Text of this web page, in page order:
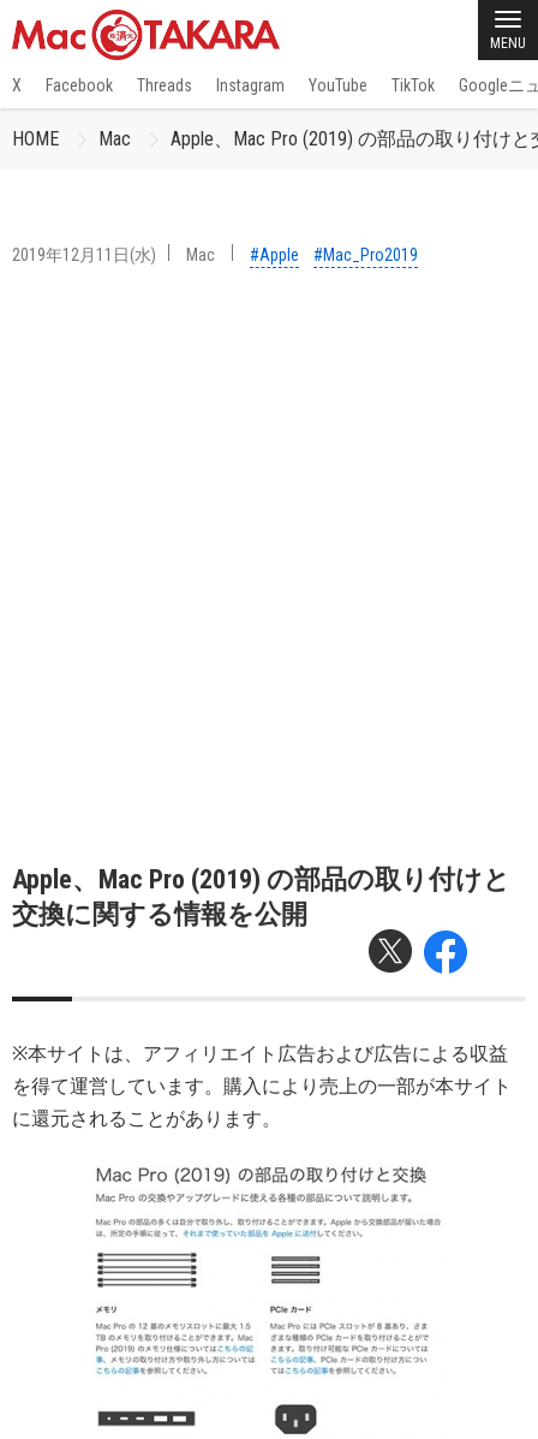
MENU
X Facebook Threads Instagram YouTube TikTok Googleニ
HOME Mac Apple、Mac Pro (2019) の部品の取り付け
2019年12月11日(水) Mac #Apple #Mac_Pro2019
Apple、Mac Pro (2019) の部品の取り付けと
交換に関する情報を公開
※本サイトは、アフィリエイト広告および広告による収益
を得て運営しています。購入により売上の一部が本サイト
に還元されることがあります。